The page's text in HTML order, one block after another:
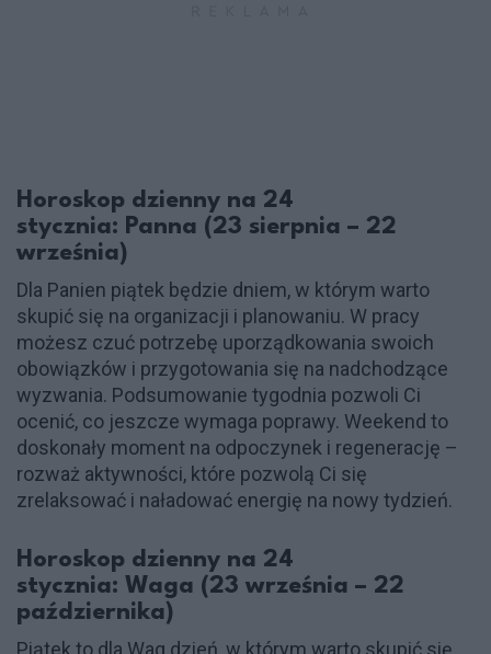
Horoskop dzienny na 24
stycznia: Panna (23 sierpnia – 22
września)
Dla Panien piątek będzie dniem, w którym warto
skupić się na organizacji i planowaniu. W pracy
możesz czuć potrzebę uporządkowania swoich
obowiązków i przygotowania się na nadchodzące
wyzwania. Podsumowanie tygodnia pozwoli Ci
ocenić, co jeszcze wymaga poprawy. Weekend to
doskonały moment na odpoczynek i regenerację –
rozważ aktywności, które pozwolą Ci się
zrelaksować i naładować energię na nowy tydzień.
Horoskop dzienny na 24
stycznia: Waga (23 września – 22
października)
Piątek to dla Wag dzień, w którym warto skupić się